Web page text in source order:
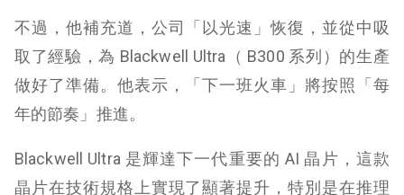
不過，他補充道，公司「以光速」恢復，並從中吸
取了經驗，為 Blackwell Ultra（ B300 系列）的生產
做好了準備。他表示，「下一班火車」將按照「每
年的節奏」推進。
Blackwell Ultra 是輝達下一代重要的 AI 晶片，這款
晶片在技術規格上實現了顯著提升，特別是在推理